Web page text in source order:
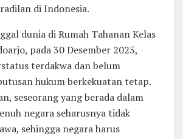
di Indonesia.
dunia di Rumah Tahanan Kelas
pada 30 Desember 2025,
terdakwa dan belum
hukum berkekuatan tetap.
seseorang yang berada dalam
negara seharusnya tidak
sehingga negara harus